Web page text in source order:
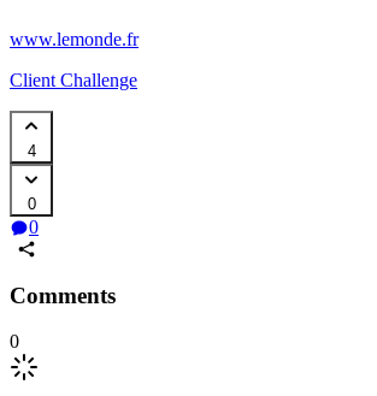
www.lemonde.fr
Client Challenge
4
0
0
Comments
0